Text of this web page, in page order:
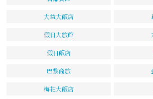
大益大飯店
假日大旅館
假日飯店
巴黎商旅
梅花大飯店